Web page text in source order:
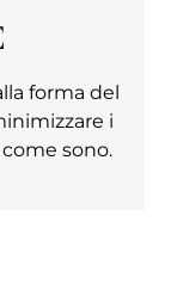
forma del
i
sono.